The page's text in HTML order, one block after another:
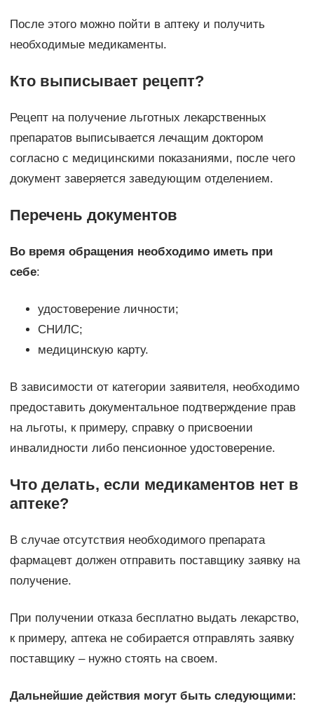
После этого можно пойти в аптеку и получить
необходимые медикаменты.
Кто выписывает рецепт?
Рецепт на получение льготных лекарственных
препаратов выписывается лечащим доктором
согласно с медицинскими показаниями, после чего
документ заверяется заведующим отделением.
Перечень документов
Во время обращения необходимо иметь при
себе:
удостоверение личности;
СНИЛС;
медицинскую карту.
В зависимости от категории заявителя, необходимо
предоставить документальное подтверждение прав
на льготы, к примеру, справку о присвоении
инвалидности либо пенсионное удостоверение.
Что делать, если медикаментов нет в
аптеке?
В случае отсутствия необходимого препарата
фармацевт должен отправить поставщику заявку на
получение.
При получении отказа бесплатно выдать лекарство,
к примеру, аптека не собирается отправлять заявку
поставщику – нужно стоять на своем.
Дальнейшие действия могут быть следующими: